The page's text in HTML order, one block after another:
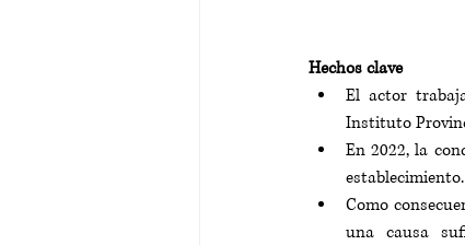
Hechos clave
El actor
Instituto
En 2022, la
establecimiento.
Como
una causa